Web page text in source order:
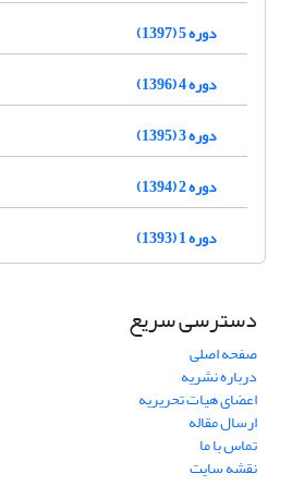
دوره 5 (1397)
دوره 4 (1396)
دوره 3 (1395)
دوره 2 (1394)
دوره 1 (1393)
دسترسی سریع
صفحه اصلی
درباره نشریه
اعضای هیات تحریریه
ارسال مقاله
تماس با ما
نقشه سایت